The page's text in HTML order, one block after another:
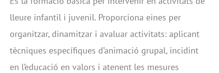
lleure infantil i juvenil. Proporciona eines per
organitzar, dinamitzar i avaluar activitats: aplicant
tècniques específiques d’animació grupal, incidint
en l’educació en valors i atenent les mesures